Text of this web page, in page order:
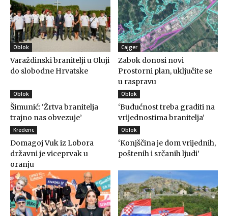
Oblok
Varaždinski branitelji u Oluji
do slobodne Hrvatske
Cajger
Zabok donosi novi
Prostorni plan, uključite se
u raspravu
Oblok
Šimunić: ‘Žrtva branitelja
trajno nas obvezuje’
Oblok
‘Budućnost treba graditi na
vrijednostima branitelja’
Kredenc
Domagoj Vuk iz Lobora
državni je viceprvak u
oranju
Oblok
‘Konjščina je dom vrijednih,
poštenih i srčanih ljudi’